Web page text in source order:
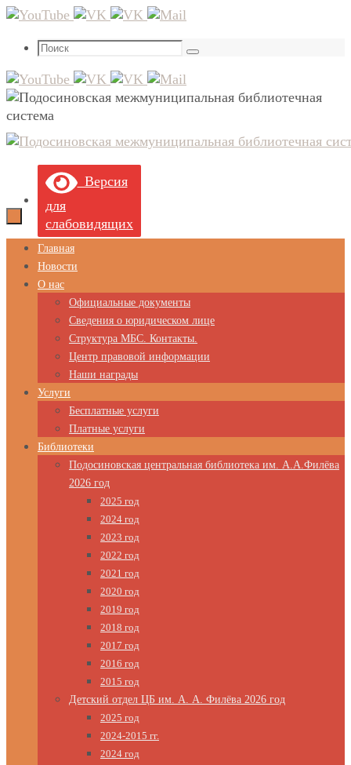
Перейти
содержимому
Что
Поиск
Версия
для
слабовидящих
Перейти
содержимому
Главная
Новости
О нас
Официальные документы
Сведения о юридическом лице
Структура МБС. Контакты.
Центр правовой информации
Наши награды
Услуги
Бесплатные услуги
Платные услуги
Библиотеки
Подосиновская центральная библиотека им. А.А.Филёва
2026 год
2025 год
2024 год
2023 год
2022 год
2021 год
2020 год
2019 год
2018 год
2017 год
2016 год
2015 год
Детский отдел ЦБ им. А. А. Филёва 2026 год
2025 год
2024-2015 гг.
2024 год